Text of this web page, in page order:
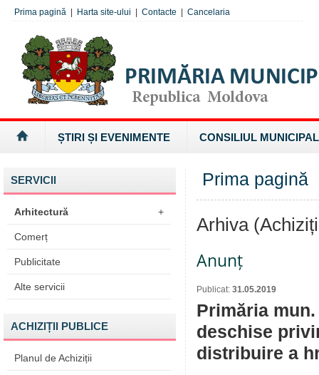
Prima pagină Harta site-ului Contacte Cancelaria
ȘTIRI ȘI EVENIMENTE CONSILIUL MUNICIPAL
SERVICII
Arhitectură +
Comerț
Publicitate
Alte servicii
ACHIZIȚII PUBLICE
Planul de Achiziții
Prima pagină
Arhiva
Anunț
Publicat: 31.05.2019
Primăria
deschise
distribuire a